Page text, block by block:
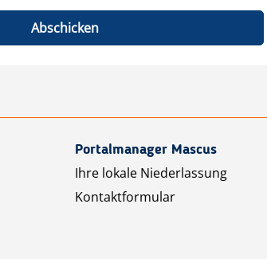
Abschicken
Portalmanager Mascus
Ihre lokale Niederlassung
Kontaktformular